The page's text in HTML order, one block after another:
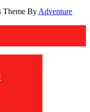
Theme By Adventure